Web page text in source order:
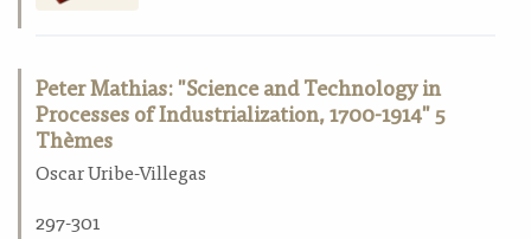
Peter Mathias: "Science and Technology in
Processes of Industrialization, 1700-1914" 5
Thèmes
Oscar Uribe-Villegas
297-301